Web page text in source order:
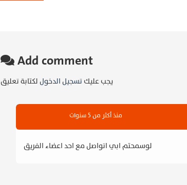
Add comment
يجب عليك تسجيل الدخوللكتابة تعليق
منذ أكثر من 5 سنوات
لوسمحتم ابي اتواصل مع احد اعضاء الفريق